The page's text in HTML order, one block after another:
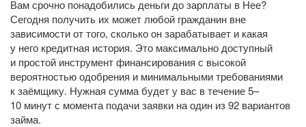
Вам срочно понадобились деньги до зарплаты в Нее?
Сегодня получить их может любой гражданин вне
зависимости от того, сколько он зарабатывает и какая
у него кредитная история. Это максимально доступный
и простой инструмент финансирования с высокой
вероятностью одобрения и минимальными требованиями
к заёмщику. Нужная сумма будет у вас в течение 5–
10 минут с момента подачи заявки на один из 92 вариантов
займа.